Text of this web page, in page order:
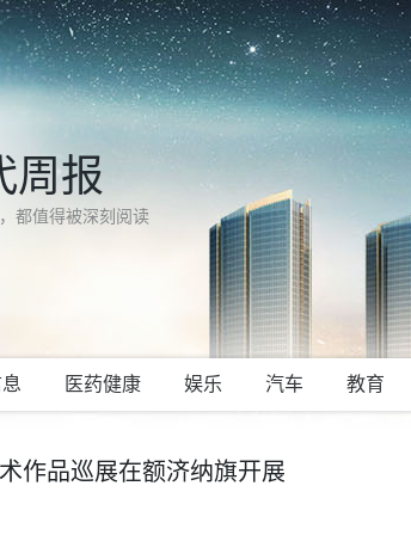
周报
都值得被深刻阅读
医药健康 娱乐 汽车 教育
作品巡展在额济纳旗开展